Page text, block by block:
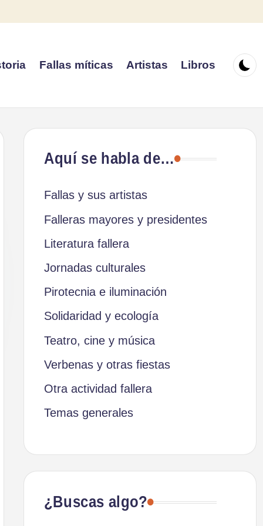
Fallas míticas Artistas Libros
Aquí se habla de…
Fallas y sus artistas
Falleras mayores y presidentes
Literatura fallera
Jornadas culturales
Pirotecnia e iluminación
Solidaridad y ecología
Teatro, cine y música
Verbenas y otras fiestas
Otra actividad fallera
Temas generales
¿Buscas algo?